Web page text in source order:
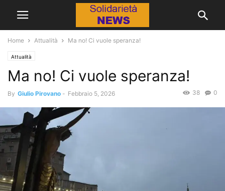
Home Attualità Ma no! Ci vuole speranza!
Attualità
Ma no! Ci vuole speranza!
By Giulio Pirovano - Febbraio 5, 2026 0
38